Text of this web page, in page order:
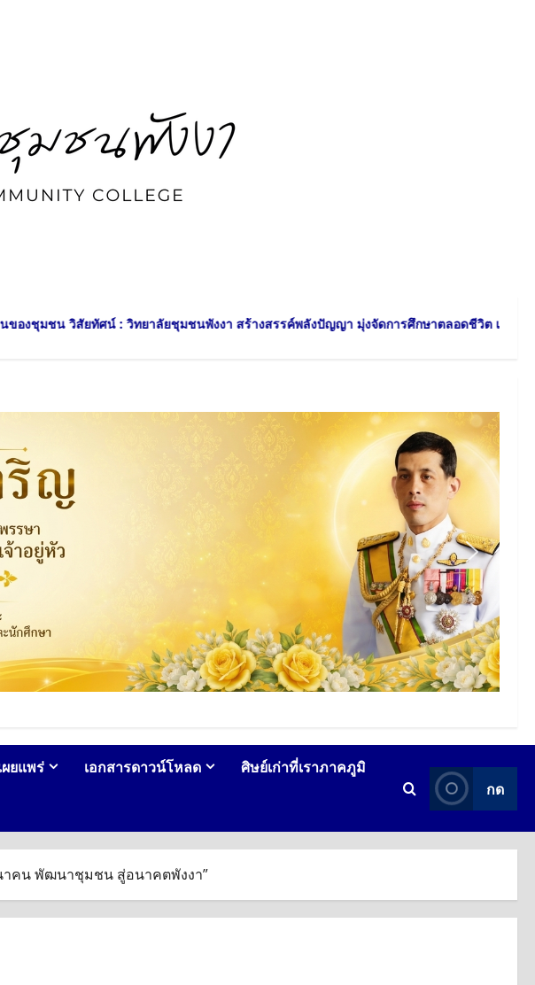
ชุมชนพังงา สร้างสรรค์พลังปัญญา มุ่งจัดการศึกษาตลอดชีวิต เพื่อลดความเหลื่อมล้ำ และพัฒนาค
ผยแพร่ เอกสารดาวน์โหลด ศิษย์เก่าที่เราภาคภูมิ
กด
าคน พัฒนาชุมชน สู่อนาคตพังงา”